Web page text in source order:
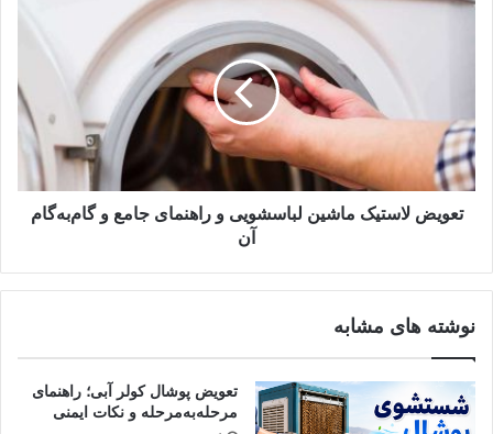
ویژه‌ای نیاز نیست. کافی است ا‌ین‌ها را در اختیار داشته باشید تا
خیلی زود و آسان، دستگاه را تمیز و ضدعفونی کنید:
مسواک قدیمی یا برس؛ برای تمیزکردن جاپودری یا لاستیک دور
درب.
سرکه سفید؛برای از بین‌بردن بوی بد، رسوبات و ضدعفونی.
دستکش پلاستیکی؛ برای محافظت از دست هنگام کار.
دستمال یا حوله نرم ؛ خشک و پاک‌کردن سطوح وسیله.
جوش شیرین؛ رفع لکه‌ها و چربی‌های بدبو.
آب گرم ؛ جداکردن راحت‌تر جرم و آلودگی.
لگن کوچک؛ تخلیه آب فیلتر ماشین.
روش‌های تمیز کردن ماشین
تعویض لاستیک ماشین لباسشویی و راهنمای جامع و گام‌به‌گام
آن
نوشته های مشابه
تعویض پوشال کولر آبی؛ راهنمای
مرحله‌به‌مرحله و نکات ایمنی